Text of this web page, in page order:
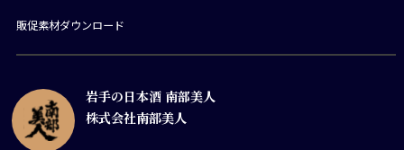
岩手の日本酒 南部美人
株式会社南部美人
販促素材ダウンロード